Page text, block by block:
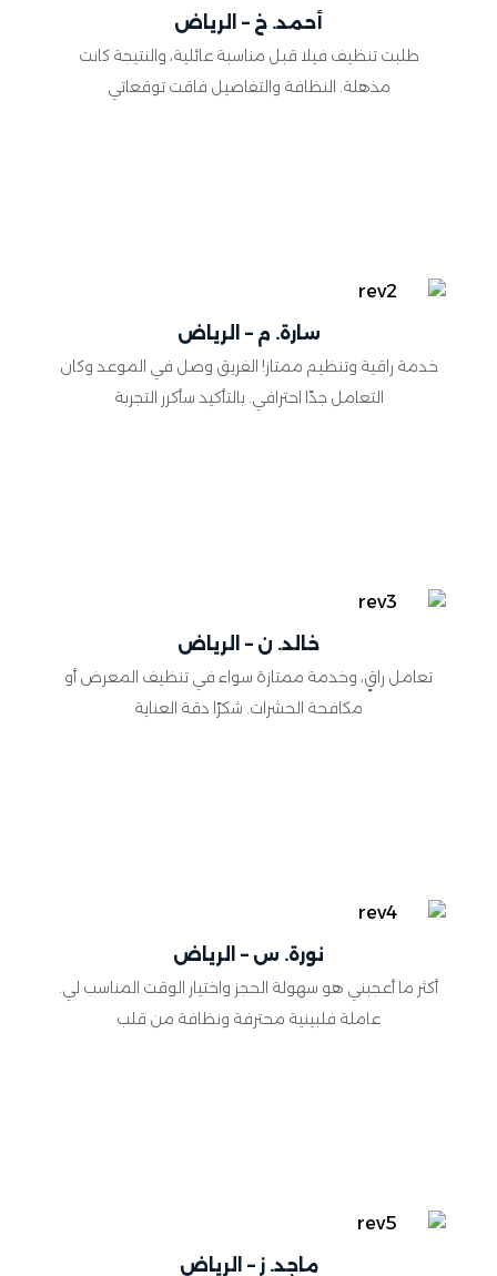
أحمد. خ – الرياض
طلبت تنظيف فيلا قبل مناسبة عائلية، والنتيجة كانت
مذهلة. النظافة والتفاصيل فاقت توقعاتي
سارة. م – الرياض
خدمة راقية وتنظيم ممتاز! الفريق وصل في الموعد وكان
التعامل جدًا احترافي. بالتأكيد سأكرر التجربة
خالد. ن – الرياض
تعامل راقٍ، وخدمة ممتازة سواء في تنظيف المعرض أو
مكافحة الحشرات. شكرًا دقة العناية
نورة. س – الرياض
أكثر ما أعجبني هو سهولة الحجز واختيار الوقت المناسب لي.
عاملة فلبينية محترفة ونظافة من قلب
ماجد. ز – الرياض